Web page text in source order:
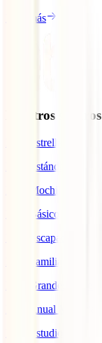
Leer más
Nuestros seguros
IATI Estrella
IATI Estándar
IATI Mochilero
IATI Básico
IATI Escapadas
IATI Familia
IATI Grandes Viajeros
IATI Anual Multiviaje
IATI Estudios